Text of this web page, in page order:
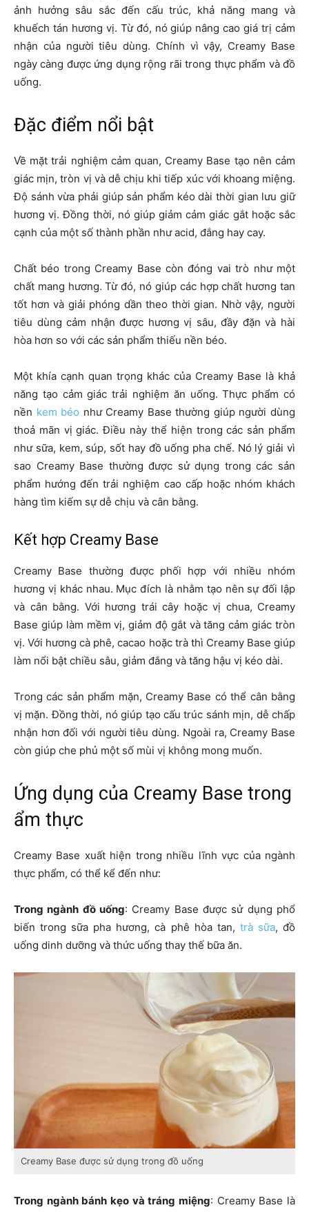
ảnh hưởng sâu sắc đến cấu trúc, khả năng mang và
khuếch tán hương vị. Từ đó, nó giúp nâng cao giá trị cảm
nhận của người tiêu dùng. Chính vì vậy, Creamy Base
ngày càng được ứng dụng rộng rãi trong thực phẩm và đồ
uống.
Đặc điểm nổi bật
Về mặt trải nghiệm cảm quan, Creamy Base tạo nên cảm
giác mịn, tròn vị và dễ chịu khi tiếp xúc với khoang miệng.
Độ sánh vừa phải giúp sản phẩm kéo dài thời gian lưu giữ
hương vị. Đồng thời, nó giúp giảm cảm giác gắt hoặc sắc
cạnh của một số thành phần như acid, đắng hay cay.
Chất béo trong Creamy Base còn đóng vai trò như một
chất mang hương. Từ đó, nó giúp các hợp chất hương tan
tốt hơn và giải phóng dần theo thời gian. Nhờ vậy, người
tiêu dùng cảm nhận được hương vị sâu, đầy đặn và hài
hòa hơn so với các sản phẩm thiếu nền béo.
Một khía cạnh quan trọng khác của Creamy Base là khả
năng tạo cảm giác trải nghiệm ăn uống. Thực phẩm có
nền kem béo như Creamy Base thường giúp người dùng
thoả mãn vị giác. Điều này thể hiện trong các sản phẩm
như sữa, kem, súp, sốt hay đồ uống pha chế. Nó lý giải vì
sao Creamy Base thường được sử dụng trong các sản
phẩm hướng đến trải nghiệm cao cấp hoặc nhóm khách
hàng tìm kiếm sự dễ chịu và cân bằng.
Kết hợp Creamy Base
Creamy Base thường được phối hợp với nhiều nhóm
hương vị khác nhau. Mục đích là nhằm tạo nên sự đối lập
và cân bằng. Với hương trái cây hoặc vị chua, Creamy
Base giúp làm mềm vị, giảm độ gắt và tăng cảm giác tròn
vị. Với hương cà phê, cacao hoặc trà thì Creamy Base giúp
làm nổi bật chiều sâu, giảm đắng và tăng hậu vị kéo dài.
Trong các sản phẩm mặn, Creamy Base có thể cân bằng
vị mặn. Đồng thời, nó giúp tạo cấu trúc sánh mịn, dễ chấp
nhận hơn đối với người tiêu dùng. Ngoài ra, Creamy Base
còn giúp che phủ một số mùi vị không mong muốn.
Ứng dụng của Creamy Base trong
ẩm thực
Creamy Base xuất hiện trong nhiều lĩnh vực của ngành
thực phẩm, có thể kể đến như:
Trong ngành đồ uống: Creamy Base được sử dụng phổ
biến trong sữa pha hương, cà phê hòa tan, trà sữa, đồ
uống dinh dưỡng và thức uống thay thế bữa ăn.
Creamy Base được sử dụng trong đồ uống
Trong ngành bánh kẹo và tráng miệng: Creamy Base là